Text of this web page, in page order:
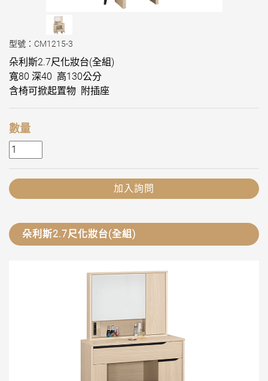
型號：CM1215-3
朵利斯2.7尺化妝台(全組)
寬80 深40 高130公分
含椅可掀起置物 附插座
數量
加入詢問
朵利斯2.7尺化妝台(全組)